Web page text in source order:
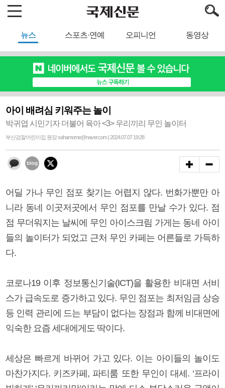
뉴스 스포츠·연예 오피니언 동영상
아이 배려심 키워주는 놀이
박귀엽 시민기자 더불어 육아 <3> 우리끼리 무인 놀이터
부산검찰어린이집 원장 sahamome@naver.com | 2024.07.07 19:28
어딜 가나 무인 점포 찾기는 어렵지 않다. 번화가뿐만 아
니라 동네 이곳저곳에서 무인 점포를 만날 수가 있다. 점
점 무더워지는 날씨에 무인 아이스크림 가게는 동네 아이
들의 놀이터가 되었고 근처 무인 카페는 어른들로 가득하
다.
코로나19 이후 정보통신기술(ICT)을 활용한 비대면 서비
스가 급속도로 증가하고 있다. 무인 점포는 최저임금 상승
등 인력 관리에 드는 부담이 없다는 장점과 함께 비대면에
익숙한 요즘 세대에게도 딱이다.
세상은 빠르게 바뀌어 가고 있다. 이는 아이들의 놀이도
마찬가지다. 키즈카페, 파티룸 또한 무인이 대세. ‘프라이